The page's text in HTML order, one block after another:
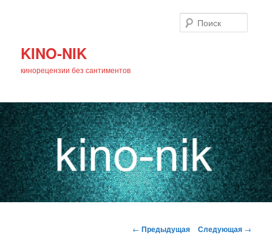
KINO-NIK
кинорецензии без сантиментов
Навигация
← Предыдущая Следующая →